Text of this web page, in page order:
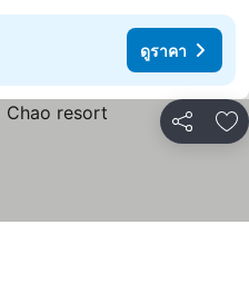
ดูราคา
แชร์ เ